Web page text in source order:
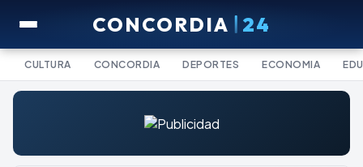
CONCORDIA 24
CULTURA CONCORDIA DEPORTES ECONOMIA